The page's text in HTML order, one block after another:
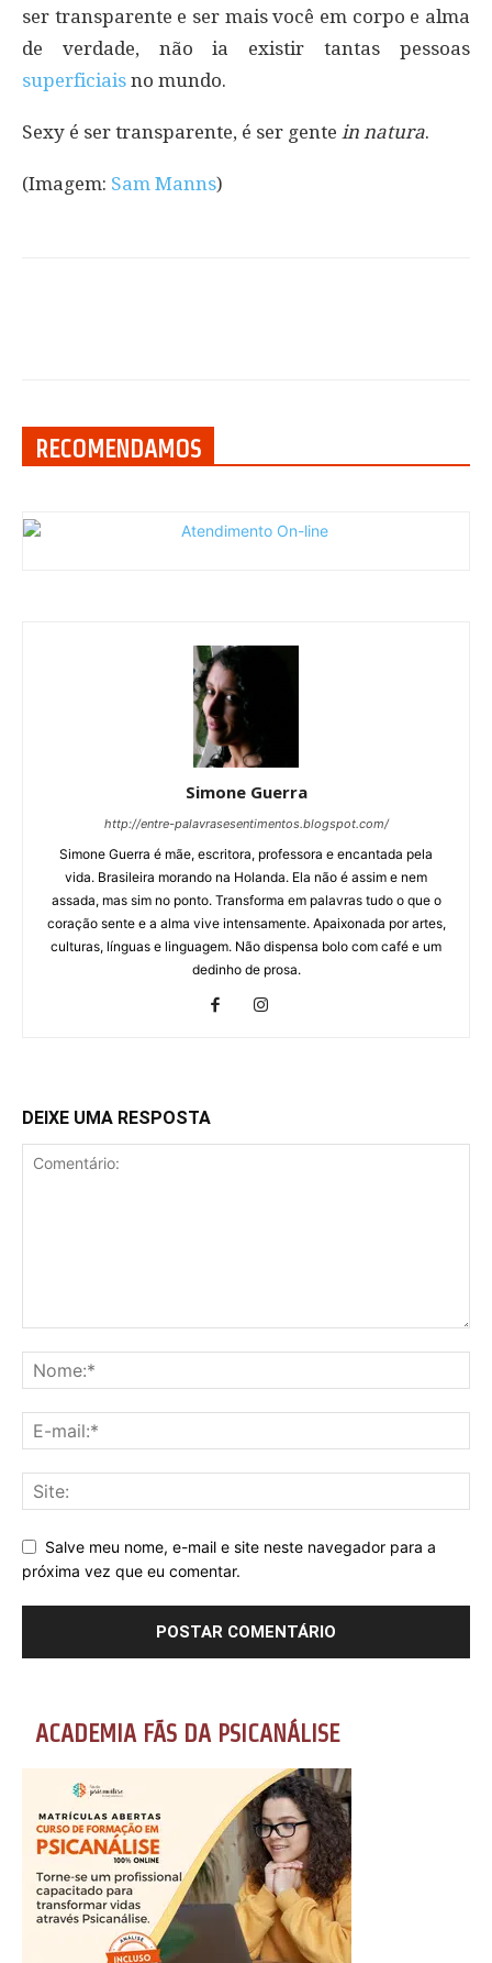
ser transparente e ser mais você em corpo e alma
de verdade, não ia existir tantas pessoas
superficiais no mundo.
Sexy é ser transparente, é ser gente in natura.
(Imagem: Sam Manns)
RECOMENDAMOS
Simone Guerra
http://entre-palavrasesentimentos.blogspot.com/
Simone Guerra é mãe, escritora, professora e encantada pela
vida. Brasileira morando na Holanda. Ela não é assim e nem
assada, mas sim no ponto. Transforma em palavras tudo o que o
coração sente e a alma vive intensamente. Apaixonada por artes,
culturas, línguas e linguagem. Não dispensa bolo com café e um
dedinho de prosa.
DEIXE UMA RESPOSTA
Salve meu nome, e-mail e site neste navegador para a
próxima vez que eu comentar.
ACADEMIA FÃS DA PSICANÁLISE